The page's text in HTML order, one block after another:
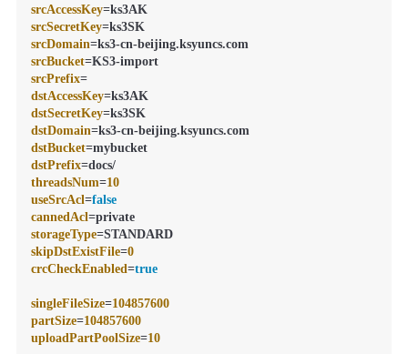
srcAccessKey
srcSecretKey
srcDomain
srcBucket
=KS3-import
srcPrefix =
dstAccessKey
dstSecretKey
dstDomain
dstBucket
=mybucket
dstPrefix
=docs/
threadsNum=10
useSrcAcl =false
cannedAcl
=private
storageType
=STANDARD
skipDstExistFile=0
crcCheckEnabled =true
singleFileSize=104857600
partSize=104857600
uploadPartPoolSize=10